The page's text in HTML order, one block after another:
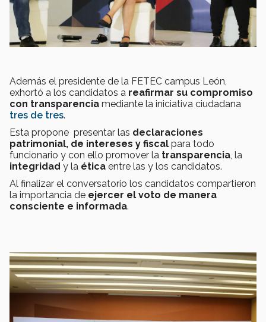
Además el presidente de la FETEC campus León,
exhortó a los candidatos a reafirmar su compromiso
con transparencia mediante la iniciativa ciudadana
tres de tres.
Esta propone presentar las declaraciones
patrimonial, de intereses y fiscal para todo
funcionario y con ello promover la transparencia , la
integridad y la ética entre las y los candidatos.
Al finalizar el conversatorio los candidatos compartieron
la importancia de ejercer el voto de manera
consciente e informada.